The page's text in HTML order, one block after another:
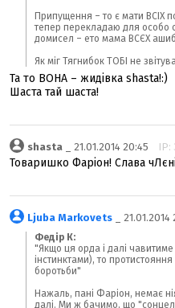
Припущення – то є мати ВСІХ
тепер перекладаю для особо
домисел – ето мама ВСЄХ
Як міг Тягнибок ТОБІ не
Та то ВОНА – жидівка shasta!:)
Шаста тай шаста!
shasta _ 21.01.2014 20:45 IP:
Товаришко Фаріон! Слава
Ljuba Markovets _ 21.01.2014
Федір К:
"Якщо ця орда і далі
інстинктами), то
боротьби"
Нажаль, пані Фаріон, немає
далі. Ми ж бачимо, що